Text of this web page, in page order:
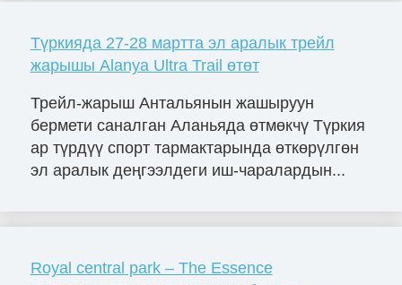
Түркияда 27-28 мартта эл аралык трейл
жарышы Alanya Ultra Trail өтөт
Трейл-жарыш Антальянын жашыруун
бермети саналган Аланьяда өтмөкчү Түркия
ар түрдүү спорт тармактарында өткөрүлгөн
эл аралык деңгээлдеги иш-чаралардын...
Royal central park – The Essence